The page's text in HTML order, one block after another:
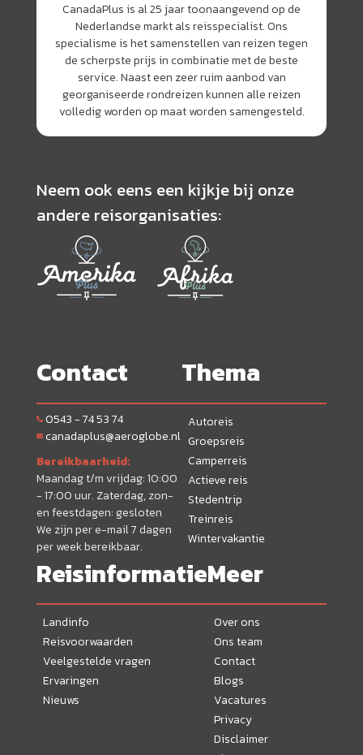
CanadaPlus is al 25 jaar toonaangevend op de
Nederlandse markt als reisspecialist. Ons
specialisme is het samenstellen van reizen tegen
de scherpste prijs in combinatie met de beste
service. Naast een zeer ruim aanbod van
georganiseerde rondreizen kunnen alle reizen
volledig worden op maat worden samengesteld.
Neem ook eens een kijkje bij onze
andere reisorganisaties:
Contact
0543 - 74 53 74
canadaplus@aeroglobe.nl
Bereikbaarheid:
Maandag t/m vrijdag: 10:00
- 17:00 uur. Zaterdag, zon-
en feestdagen: gesloten
We zijn per e-mail 7 dagen
per week bereikbaar.
Thema
Autoreis
Groepsreis
Camperreis
Actieve reis
Stedentrip
Treinreis
Wintervakantie
Reisinformatie
Landinfo
Reisvoorwaarden
Veelgestelde vragen
Ervaringen
Nieuws
Meer
Over ons
Ons team
Contact
Blogs
Vacatures
Privacy
Disclaimer